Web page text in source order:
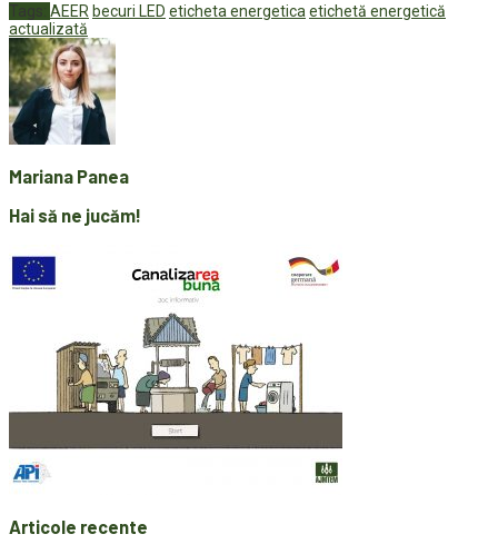
Tags: AEER becuri LED eticheta energetica etichetă energetică
actualizată
Mariana Panea
Hai să ne jucăm!
Articole recente